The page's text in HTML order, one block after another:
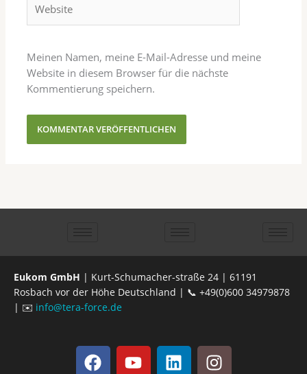
Meinen Namen, meine E-Mail-Adresse und meine
Website in diesem Browser für die nächste
Kommentierung speichern.
Eukom GmbH | Kurt-Schumacher-straße 24 | 61191
Rosbach vor der Höhe Deutschland | 📞 +49(0)600 34979878
| ✉️ info@tera-force.de
F Y L I